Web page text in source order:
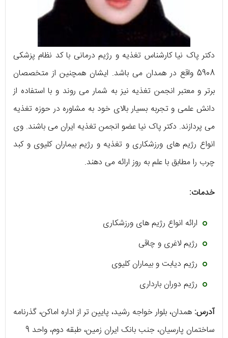
دکتر پاک نیا کارشناس تغذیه و رژیم درمانی با کد نظام پزشکی
5908 واقع در همدان می باشد. ایشان همچنین از متخصصان
برتر و معتبر انجمن تغذیه نیز به شمار می روند و با استفاده از
دانش علمی و تجربه‌ بسیار بالای خود به مشاوره در حوزه تغذیه
می‌ پردازند. دکتر پاک نیا عضو انجمن تغذیه ایران می باشند. وی
انواع رژیم‌ های ورزشکاری و تغذیه و رژیم بیماران کلیوی و کبد
چرب را مطابق با علم به روز ارائه می دهند.
خدمات:
ارائه انواع رژیم‌ های ورزشکاری
رژیم لاغری و چاقی
رژیم دیابت و بیماران کلیوی
رژیم دوران بارداری
آدرس: همدان، بلوار خواجه رشید، پایین تر از اداره اماکن، گذرنامه
ساختمان پارسیان، جنب بانک ایران زمین، طبقه دوم، واحد 9